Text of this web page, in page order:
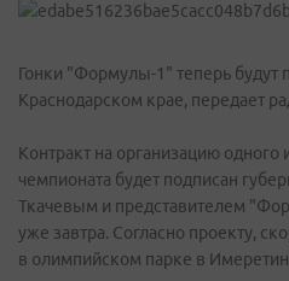
Гонки "Формулы-1" теперь будут
Краснодарском крае, передает
Контракт на организацию одного
чемпионата будет подписан
Ткачевым и представителем
уже завтра. Согласно проекту,
в олимпийском парке в